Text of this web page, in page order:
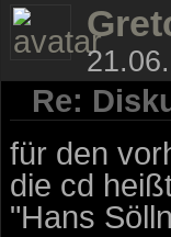
Re:
für den
die cd
"Hans